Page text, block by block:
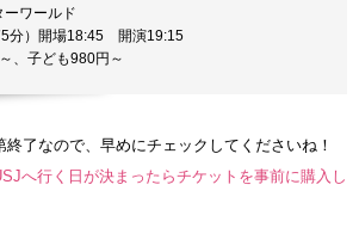
ーワールド
分）開場18:45 開演19:15
、子ども980円～
了なので、早めにチェックしてくださいね！
へ行く日が決まったらチケットを事前に購入し